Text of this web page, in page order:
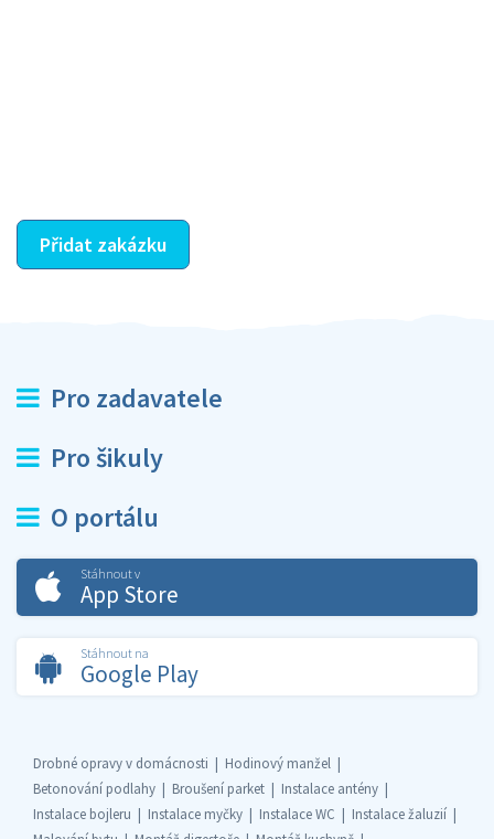
Přidat zakázku
Pro zadavatele
Pro šikuly
O portálu
Stáhnout v
App Store
Stáhnout na
Google Play
Drobné opravy v domácnosti
Hodinový manžel
Betonování podlahy
Broušení parket
Instalace antény
Instalace bojleru
Instalace myčky Instalace WC
Instalace žaluzií